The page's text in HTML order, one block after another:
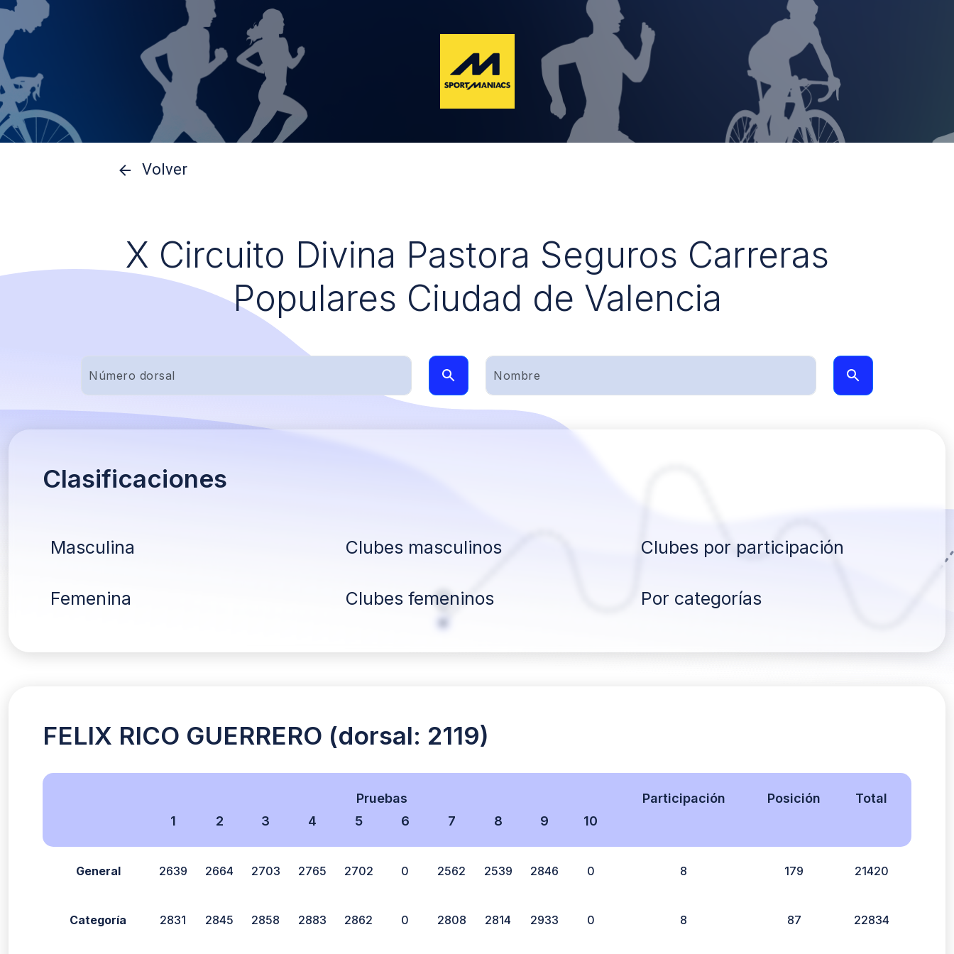
Volver
X Circuito Divina Pastora Seguros Carreras
Populares Ciudad de Valencia
Clasificaciones
Masculina Clubes masculinos Clubes por participación
Femenina Clubes femeninos Por categorías
FELIX RICO GUERRERO (dorsal: 2119)
Pruebas
1
2 3 4 5 6 7 8 9 10
Participación Posición Total
General 2639 2664 2703 2765 2702 0 2562 2539 2846 0 8 179 21420
Categoría 2831 2845 2858 2883 2862 0 2808 2814 2933 0 8 87 22834